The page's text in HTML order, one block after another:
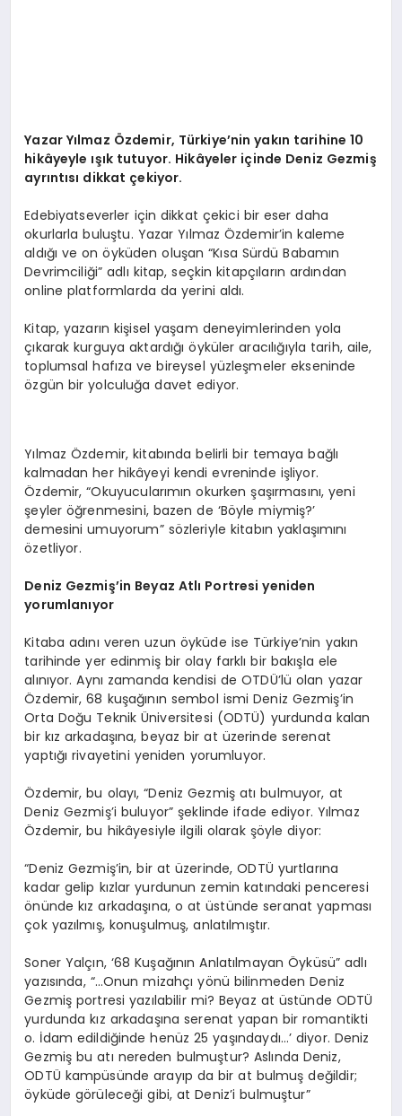
Yazar Yılmaz Özdemir, Türkiye’nin yakın tarihine 10
hikâyeyle ışık tutuyor. Hikâyeler içinde Deniz Gezmiş
ayrıntısı dikkat çekiyor.
Edebiyatseverler için dikkat çekici bir eser daha
okurlarla buluştu. Yazar Yılmaz Özdemir’in kaleme
aldığı ve on öyküden oluşan “Kısa Sürdü Babamın
Devrimciliği” adlı kitap, seçkin kitapçıların ardından
online platformlarda da yerini aldı.
Kitap, yazarın kişisel yaşam deneyimlerinden yola
çıkarak kurguya aktardığı öyküler aracılığıyla tarih, aile,
toplumsal hafıza ve bireysel yüzleşmeler ekseninde
özgün bir yolculuğa davet ediyor.
Yılmaz Özdemir, kitabında belirli bir temaya bağlı
kalmadan her hikâyeyi kendi evreninde işliyor.
Özdemir, “Okuyucularımın okurken şaşırmasını, yeni
şeyler öğrenmesini, bazen de ‘Böyle miymiş?’
demesini umuyorum” sözleriyle kitabın yaklaşımını
özetliyor.
Deniz Gezmiş’in Beyaz Atlı Portresi yeniden
yorumlanıyor
Kitaba adını veren uzun öyküde ise Türkiye’nin yakın
tarihinde yer edinmiş bir olay farklı bir bakışla ele
alınıyor. Aynı zamanda kendisi de OTDÜ’lü olan yazar
Özdemir, 68 kuşağının sembol ismi Deniz Gezmiş’in
Orta Doğu Teknik Üniversitesi (ODTÜ) yurdunda kalan
bir kız arkadaşına, beyaz bir at üzerinde serenat
yaptığı rivayetini yeniden yorumluyor.
Özdemir, bu olayı, “Deniz Gezmiş atı bulmuyor, at
Deniz Gezmiş’i buluyor” şeklinde ifade ediyor. Yılmaz
Özdemir, bu hikâyesiyle ilgili olarak şöyle diyor:
“Deniz Gezmiş’in, bir at üzerinde, ODTÜ yurtlarına
kadar gelip kızlar yurdunun zemin katındaki penceresi
önünde kız arkadaşına, o at üstünde seranat yapması
çok yazılmış, konuşulmuş, anlatılmıştır.
Soner Yalçın, ‘68 Kuşağının Anlatılmayan Öyküsü” adlı
yazısında, “…Onun mizahçı yönü bilinmeden Deniz
Gezmiş portresi yazılabilir mi? Beyaz at üstünde ODTÜ
yurdunda kız arkadaşına serenat yapan bir romantikti
o. İdam edildiğinde henüz 25 yaşındaydı…’ diyor. Deniz
Gezmiş bu atı nereden bulmuştur? Aslında Deniz,
ODTÜ kampüsünde arayıp da bir at bulmuş değildir;
öyküde görüleceği gibi, at Deniz’i bulmuştur”